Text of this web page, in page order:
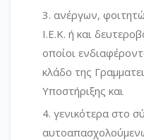
ανέργων,
Ι.Ε.Κ. ή και
οποίοι
κλάδο της
Υποστήριξης και
γενικότερα στο